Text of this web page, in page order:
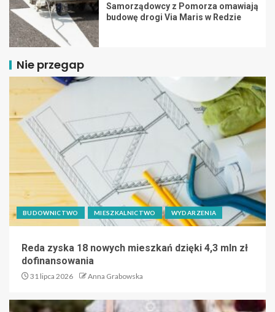
Samorządowcy z Pomorza omawiają
budowę drogi Via Maris w Redzie
Nie przegap
BUDOWNICTWO MIESZKALNICTWO WYDARZENIA
Reda zyska 18 nowych mieszkań dzięki 4,3 mln zł
dofinansowania
31 lipca 2026 Anna Grabowska